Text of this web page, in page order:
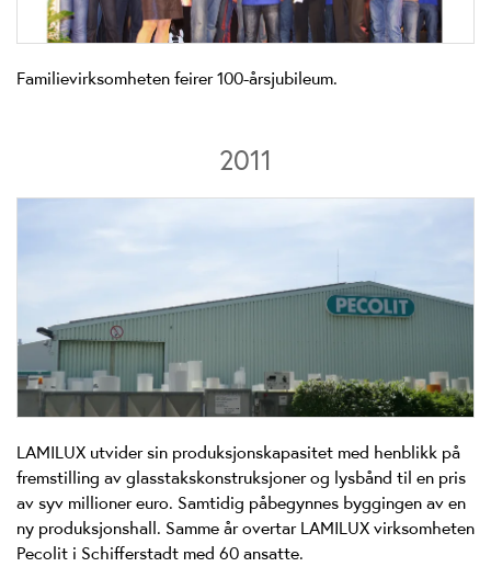
Familievirksomheten feirer 100-årsjubileum.
2011
LAMILUX utvider sin produksjonskapasitet med henblikk på
fremstilling av glasstakskonstruksjoner og lysbånd til en pris
av syv millioner euro. Samtidig påbegynnes byggingen av en
ny produksjonshall. Samme år overtar LAMILUX virksomheten
Pecolit i Schifferstadt med 60 ansatte.